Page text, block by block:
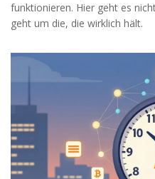
funktionieren. Hier geht es
geht um die, die wirklich hält.